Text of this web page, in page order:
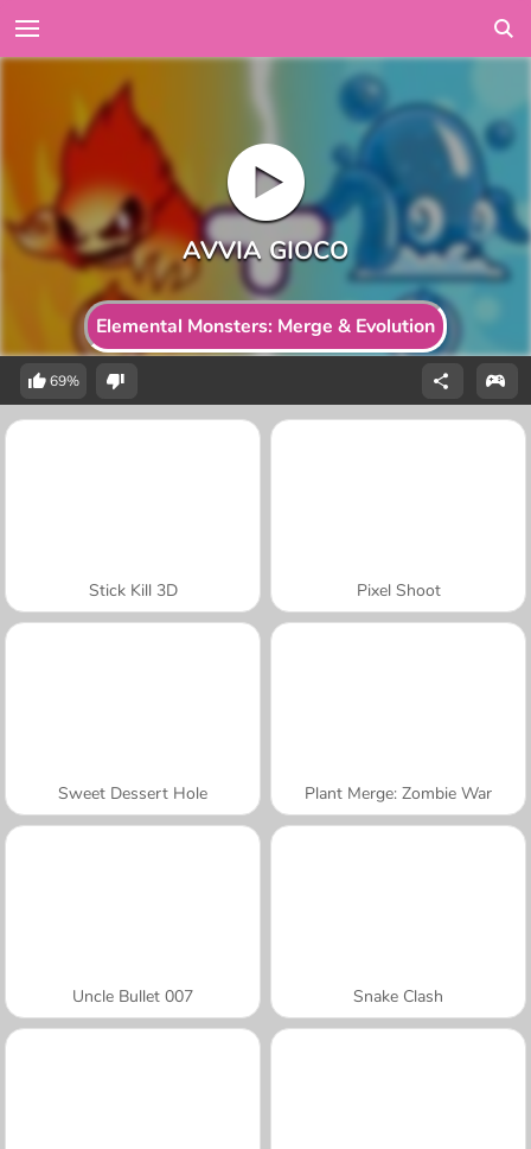
Elemental Monsters: Merge & Evolution
69%
Stick Kill 3D Pixel Shoot
Sweet Dessert Hole Plant Merge: Zombie War
Uncle Bullet 007 Snake Clash